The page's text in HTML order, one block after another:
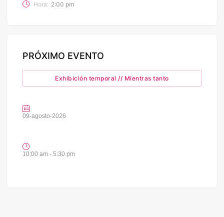
Hora: 2:00 pm
PRÓXIMO EVENTO
Exhibición temporal // Mientras tanto
09-agosto-2026
10:00 am - 5:30 pm